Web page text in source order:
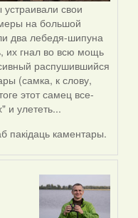
свои
на большой
два лебедя-шипуна
их гнал во всю мощь
распушившийся
(самка, к слову,
этот самец все-
и улететь...
пакідаць каментары.